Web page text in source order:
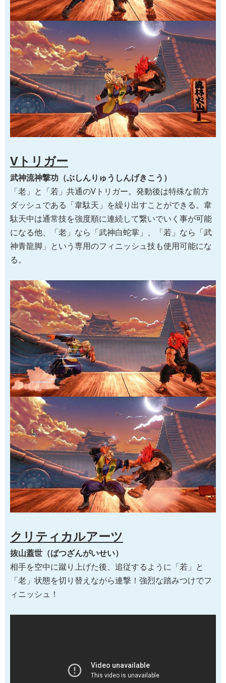
Vトリガー
武神流神撃功（ぶしんりゅうしんげきこう）
「老」と「若」共通のVトリガー。発動後は特殊な前方
ダッシュである「韋駄天」を繰り出すことができる。韋
駄天中は通常技を強度順に連続して繋いでいく事が可能
になる他、「老」なら「武神白蛇掌」、「若」なら「武
神青龍脚」という専用のフィニッシュ技も使用可能にな
る。
クリティカルアーツ
抜山蓋世（ばつざんがいせい）
相手を空中に蹴り上げた後、追従するように「若」と
「老」状態を切り替えながら連撃！強烈な踏みつけでフ
ィニッシュ！